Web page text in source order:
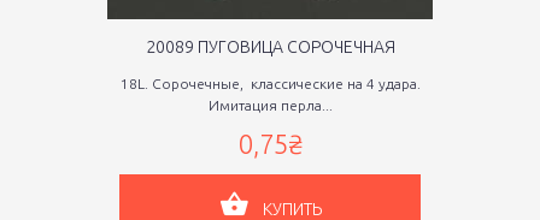
20089 ПУГОВИЦА СОРОЧЕЧНАЯ
18L. Сорочечные, классические на 4 удара.
Имитация перла...
0,75₴
КУПИТЬ